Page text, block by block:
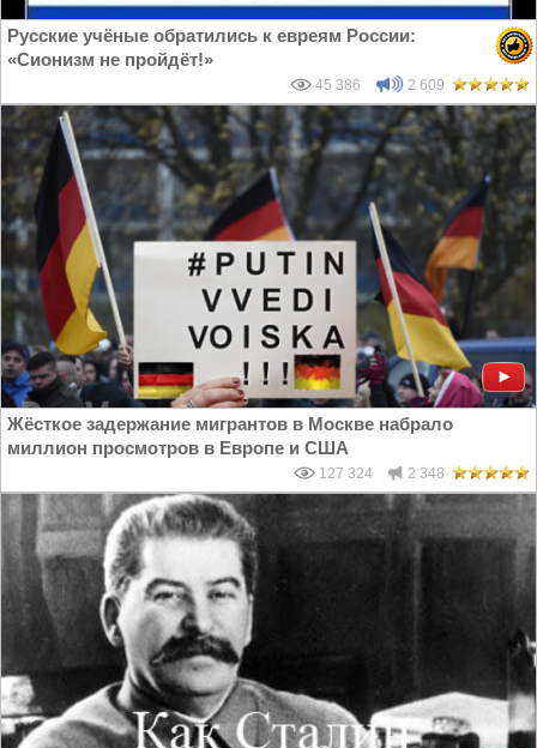
Русские учёные обратились к евреям России:
«Сионизм не пройдёт!»
45 386 2 609
Жёсткое задержание мигрантов в Москве набрало
миллион просмотров в Европе и США
127 324 2 348